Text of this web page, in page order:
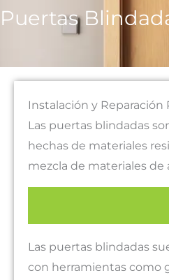
Puertas
Instalación y
Las puertas blindadas
hechas de materiales
mezcla de materiales de
Las puertas blindadas
con herramientas como